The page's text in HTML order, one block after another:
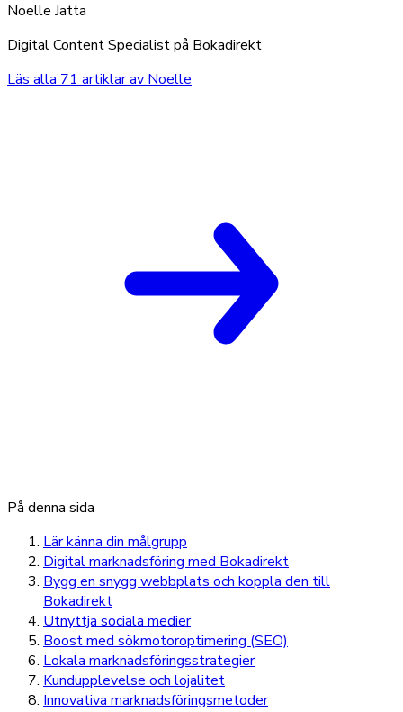
Noelle Jatta
Digital Content Specialist på Bokadirekt
Läs alla 71 artiklar av Noelle
På denna sida
Lär känna din målgrupp
Digital marknadsföring med Bokadirekt
Bygg en snygg webbplats och koppla den till
Bokadirekt
Utnyttja sociala medier
Boost med sökmotoroptimering (SEO)
Lokala marknadsföringsstrategier
Kundupplevelse och lojalitet
Innovativa marknadsföringsmetoder